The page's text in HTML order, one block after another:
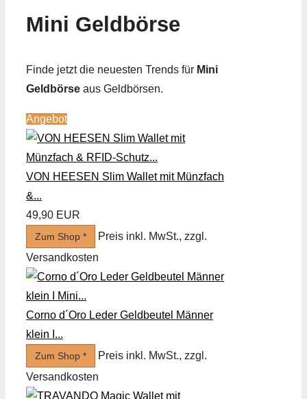
Mini Geldbörse
Finde jetzt die neuesten Trends für Mini
Geldbörse aus Geldbörsen.
Angebot
VON HEESEN Slim Wallet mit Münzfach
&...
49,90 EUR
Zum Shop *
Preis inkl. MwSt., zzgl.
Versandkosten
Corno d´Oro Leder Geldbeutel Männer
klein I...
Zum Shop *
Preis inkl. MwSt., zzgl.
Versandkosten